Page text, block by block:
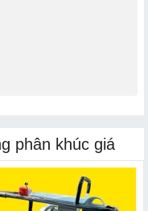
phân khúc giá